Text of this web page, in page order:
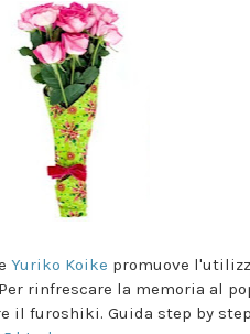
Yuriko Koike promuove
rinfrescare la memoria al
il furoshiki. Guida step by